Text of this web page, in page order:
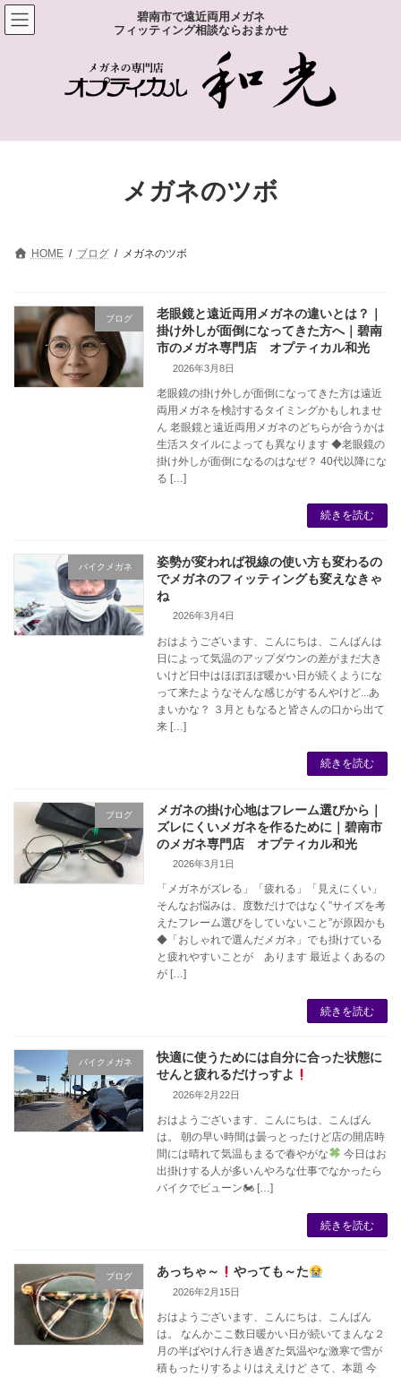
コ
ン
テ
ナ
ビ
ゲ
碧南市で遠近両用メガネ
フィッティング相談ならおまかせ
メガネのツボ
HOME ブログ メガネのツボ
ブログ
老眼鏡と遠近両用メガネの違いとは？｜
掛け外しが面倒になってきた方へ｜碧南
市のメガネ専門店 オプティカル和光
2026年3月8日
老眼鏡の掛け外しが面倒になってきた方は遠近
両用メガネを検討するタイミングかもしれませ
ん 老眼鏡と遠近両用メガネのどちらが合うかは
生活スタイルによっても異なります ◆老眼鏡の
掛け外しが面倒になるのはなぜ？ 40代以降にな
る […]
続きを読む
バイクメガネ
姿勢が変われば視線の使い方も変わるの
でメガネのフィッティングも変えなきゃ
ね
2026年3月4日
おはようございます、こんにちは、こんばんは
日によって気温のアップダウンの差がまだ大き
いけど日中はほぼほぼ暖かい日が続くようにな
って来たようなそんな感じがするんやけど...あ
まいかな？ ３月ともなると皆さんの口から出て
来 […]
続きを読む
ブログ
メガネの掛け心地はフレーム選びから｜
ズレにくいメガネを作るために｜碧南市
のメガネ専門店 オプティカル和光
2026年3月1日
「メガネがズレる」「疲れる」「見えにくい」
そんなお悩みは、度数だけではなく”サイズを考
えたフレーム選びをしていないこと”が原因かも
◆「おしゃれで選んだメガネ」でも掛けている
と疲れやすいことが あります 最近よくあるの
が […]
続きを読む
バイクメガネ
快適に使うためには自分に合った状態に
せんと疲れるだけっすよ
2026年2月22日
おはようございます、こんにちは、こんばん
は。 朝の早い時間は曇っとったけど店の開店時
間には晴れて気温もまるで春やがな
今日はお
出掛けする人が多いんやろな仕事でなかったら
バイクでビューン🏍 […]
続きを読む
ブログ あっちゃ～ やっても～た
2026年2月15日
おはようございます、こんにちは、こんばん
は。 なんかここ数日暖かい日が続いてまんな２
月の半ばやけん行き過ぎた気温やな激寒で雪が
積もったりするよりはええけど さて、本題 今